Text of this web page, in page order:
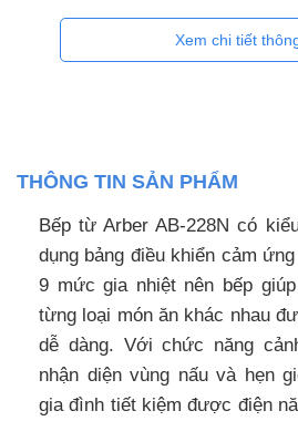
Xem chi tiết
THÔNG TIN SẢN PHẨM
Bếp từ Arber AB-228N có
dụng bảng điều khiển cảm
9 mức gia nhiệt nên bếp
từng loại món ăn khác nhau
dễ dàng. Với chức năng
nhận diện vùng nấu và hẹn
gia đình tiết kiệm được điện